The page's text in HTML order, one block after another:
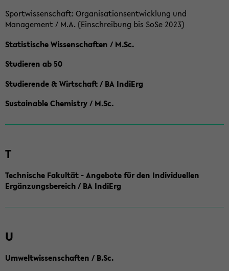
Sportwissenschaft: Organisationsentwicklung und
Management / M.A. (Einschreibung bis SoSe 2023)
Statistische Wissenschaften / M.Sc.
Studieren ab 50
Studierende & Wirtschaft / BA IndiErg
Sustainable Chemistry / M.Sc.
T
Technische Fakultät - Angebote für den Individuellen
Ergänzungsbereich / BA IndiErg
U
Umweltwissenschaften / B.Sc.